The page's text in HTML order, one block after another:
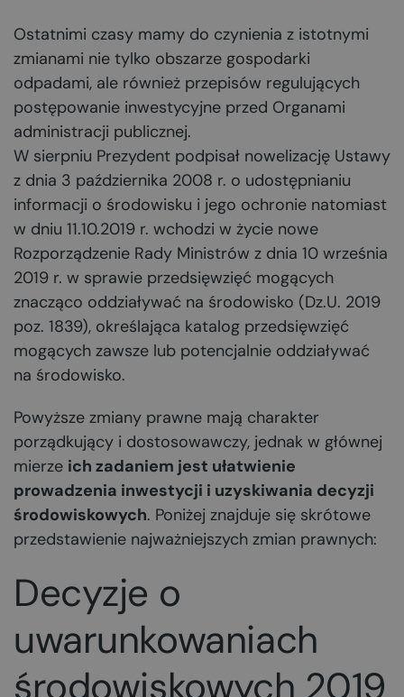
Ostatnimi czasy mamy do czynienia z istotnymi
zmianami nie tylko obszarze gospodarki
odpadami, ale również przepisów regulujących
postępowanie inwestycyjne przed Organami
administracji publicznej.
W sierpniu Prezydent podpisał nowelizację Ustawy
z dnia 3 października 2008 r. o udostępnianiu
informacji o środowisku i jego ochronie natomiast
w dniu 11.10.2019 r. wchodzi w życie nowe
Rozporządzenie Rady Ministrów z dnia 10 września
2019 r. w sprawie przedsięwzięć mogących
znacząco oddziaływać na środowisko (Dz.U. 2019
poz. 1839), określająca katalog przedsięwzięć
mogących zawsze lub potencjalnie oddziaływać
na środowisko.
Powyższe zmiany prawne mają charakter
porządkujący i dostosowawczy, jednak w głównej
mierze ich zadaniem jest ułatwienie
prowadzenia inwestycji i uzyskiwania decyzji
środowiskowych. Poniżej znajduje się skrótowe
przedstawienie najważniejszych zmian prawnych:
Decyzje o
uwarunkowaniach
środowiskowych 2019